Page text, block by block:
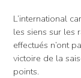
L’international
les siens sur les
effectués n’ont
victoire de la
points.